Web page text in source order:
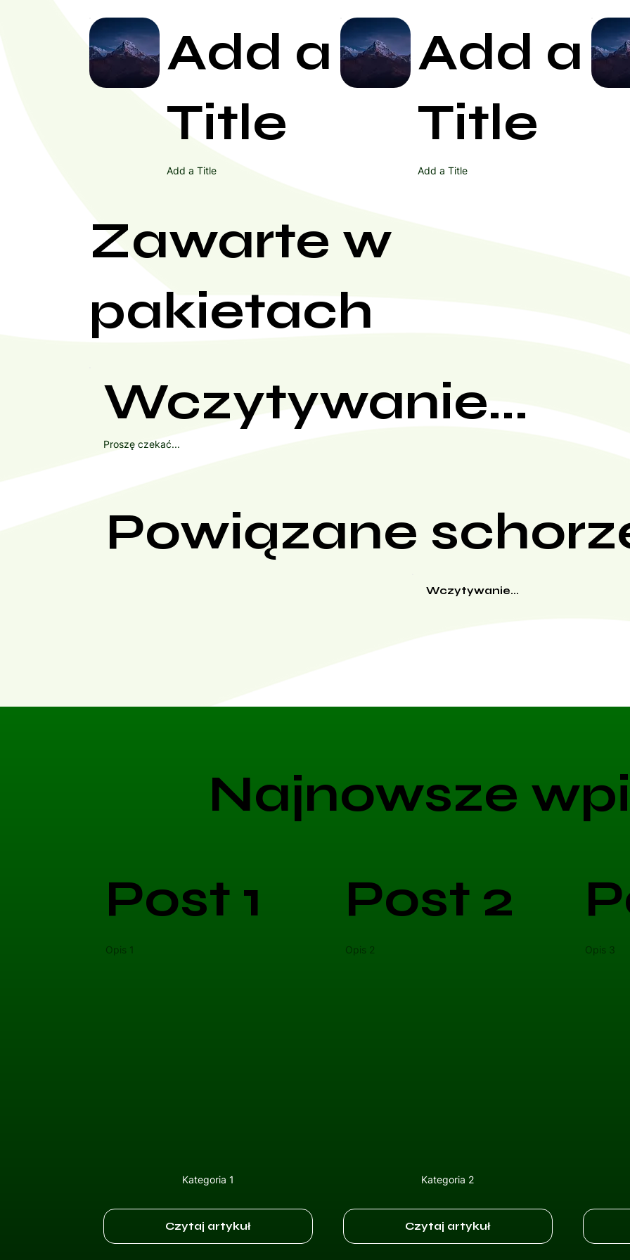
Add a
Title
Add a Title
Add a
Title
Add a Title
Zawarte w
pakietach
Wczytywanie...
Proszę czekać...
Powiązane
Wczytywanie...
Najnowsze
Post 1
Opis 1
Kategoria 1
Czytaj artykuł
Post 2
Opis 2
Kategoria 2
Czytaj artykuł
Opis 3